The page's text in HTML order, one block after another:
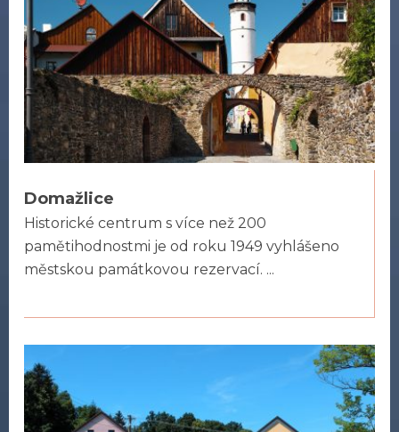
Domažlice
Historické centrum s více než 200
pamětihodnostmi je od roku 1949 vyhlášeno
městskou památkovou rezervací. ...